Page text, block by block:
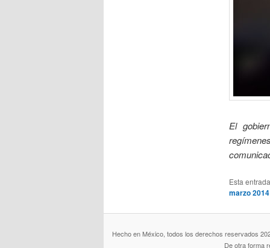
El
Esta
marzo 2014
Hecho en México, todos los derechos reservados
De otra forma